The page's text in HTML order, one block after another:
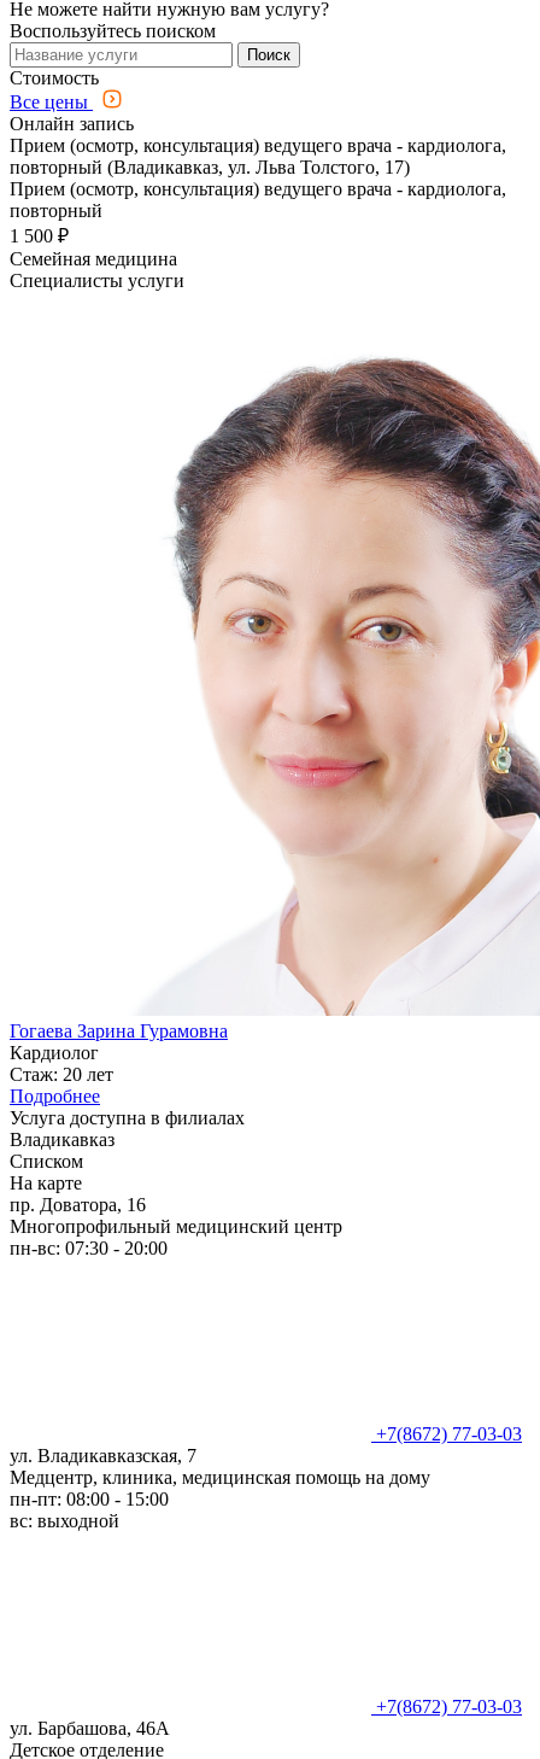
Не можете найти нужную вам услугу?
Воспользуйтесь поиском
Поиск
Стоимость
Все цены
Онлайн запись
Прием (осмотр, консультация) ведущего врача - кардиолога,
повторный (Владикавказ, ул. Льва Толстого, 17)
Прием (осмотр, консультация) ведущего врача - кардиолога,
повторный
1 500 ₽
Семейная медицина
Специалисты услуги
Гогаева Зарина Гурамовна
Кардиолог
Стаж: 20 лет
Подробнее
Услуга доступна в филиалах
Владикавказ
Списком
На карте
пр. Доватора, 16
Многопрофильный медицинский центр
пн-вс: 07:30 - 20:00
+7(8672) 77-03-03
ул. Владикавказская, 7
Медцентр, клиника, медицинская помощь на дому
пн-пт: 08:00 - 15:00
вс: выходной
+7(8672) 77-03-03
ул. Барбашова, 46А
Детское отделение